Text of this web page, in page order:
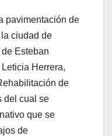
pavimentación de
ciudad de
Esteban
Herrera,
de
del cual se
que se
de